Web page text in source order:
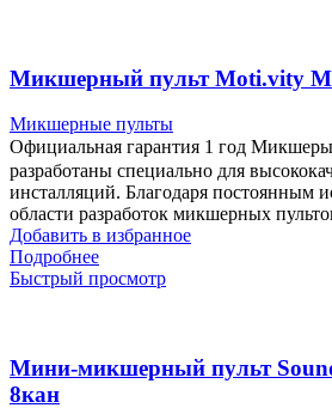
Микшерный пульт Moti.vity
Микшерные пульты
Официальная гарантия 1 годㅤ
разработаны специально для
инсталляций. Благодаря постоянным
области разработок микшерных
Добавить в избранное
Подробнее
Быстрый просмотр
Мини-микшерный пульт
8кан